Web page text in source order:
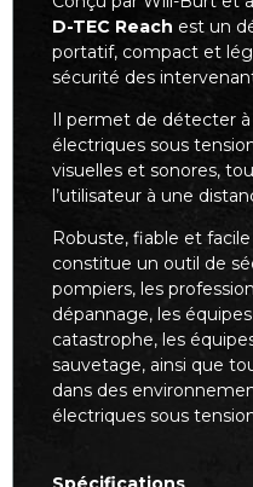
D-TEC Reach est un
portatif, compact et
sécurité des
Il permet de détecter
électriques sous
visuelles et sonores,
l’utilisateur à une
Robuste, fiable et
constitue un outil de
pompiers, les
dépannage, les
catastrophe, les
sauvetage, ainsi que
dans des
électriques sous